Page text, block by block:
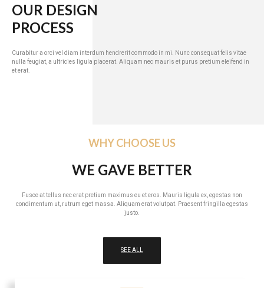
OUR DESIGN
PROCESS
Curabitur a orci vel diam interdum hendrerit commodo in mi. Nunc consequat felis vitae
nulla feugiat, a ultricies ligula placerat. Aliquam nec mauris et purus pretium eleifend in
et erat.
WHY CHOOSE US
WE GAVE BETTER
Fusce at tellus nec erat pretium maximus eu et eros. Mauris ligula ex, egestas non
condimentum ut, rutrum eget massa. Aliquam erat volutpat. Praesent fringilla egestas
justo.
SEE ALL